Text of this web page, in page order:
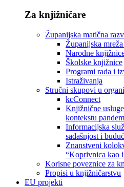
Za knjižničare
Županijska matična
Županijska
Narodne
Školske knjižnice
Programi rada i
Istraživanja
Stručni skupovi u
kcConnect
Knjižnične
kontekstu
Informacijska
sadašnjost i
Znanstveni
“Koprivnica kao
Korisne poveznice za
Propisi u knjižničarstvu
EU projekti